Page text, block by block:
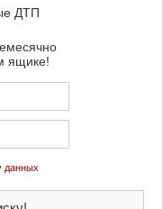
ДТП
ящике!
данных